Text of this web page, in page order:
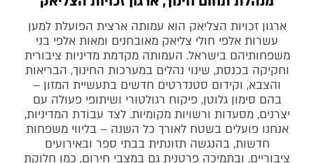
ארגון זכויות הצליאק הוא עמותה ארצית הפועלת למען
עשרות אלפי חולי צליאק מאובחנים ומאות אלפי בני
משפחותיהם בישראל. העמותה מקדמת מדיניות ציבורית
וחקיקה בכנסת, שינוי נהלים במערכות החינוך, הבריאות
והצבא, וקידום סטנדרטים חדשים בתעשיית המזון –
בהם סימון גלוטן, פיקוח רגולטורי ושיתופי פעולה עם
יצרנים, מסעדות ורשויות מקומיות. לצד עבודת המדיניות,
אנחנו פועלים בשטח לאורך כל השנה – בליווי משפחות
חדשות, בהנגשה תזונתית בבתי ספר ובאירועים
ציבוריים, ובתמיכה פרטנית גם במצבי חירום, כמו חלוקת